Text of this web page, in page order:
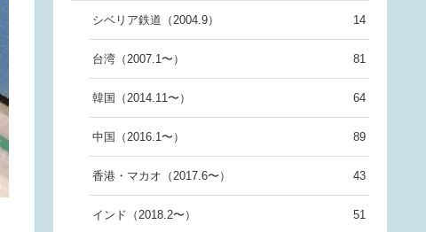
シベリア鉄道（2004.9） 14
台湾（2007.1〜） 81
韓国（2014.11〜） 64
中国（2016.1〜） 89
香港・マカオ（2017.6〜） 43
インド（2018.2〜） 51